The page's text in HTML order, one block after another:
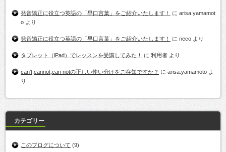
発音矯正に役立つ英語の「早口言葉」をご紹介いたします！ に arisa.yamamot
o より
発音矯正に役立つ英語の「早口言葉」をご紹介いたします！ に neco より
タブレット（iPad）でレッスンを受講してみた！ に 利用者 より
can’t,cannot,can notの正しい使い分けをご存知ですか？ に arisa.yamamoto よ
り
カテゴリー
このブログについて (9)